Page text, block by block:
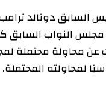
دونالد ترامب
السابق كيفن
محتملة
المحتملة.